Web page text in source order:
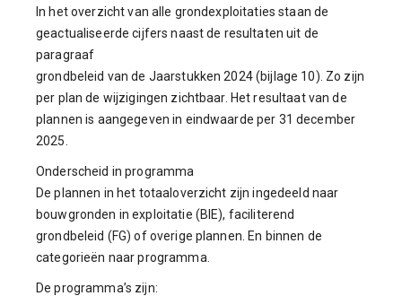
In het overzicht van alle grondexploitaties staan de
geactualiseerde cijfers naast de resultaten uit de
paragraaf
grondbeleid van de Jaarstukken 2024 (bijlage 10). Zo zijn
per plan de wijzigingen zichtbaar. Het resultaat van de
plannen is aangegeven in eindwaarde per 31 december
2025.
Onderscheid in programma
De plannen in het totaaloverzicht zijn ingedeeld naar
bouwgronden in exploitatie (BIE), faciliterend
grondbeleid (FG) of overige plannen. En binnen de
categorieën naar programma.
De programma’s zijn: